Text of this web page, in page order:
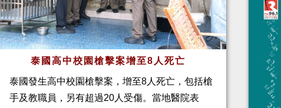
泰國高中校園槍擊案增至8人死亡
泰國發生高中校園槍擊案，增至8人死亡，包括槍
手及教職員，另有超過20人受傷。當地醫院表